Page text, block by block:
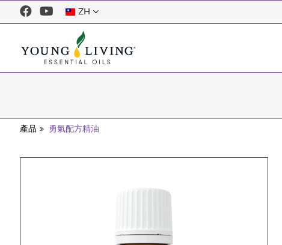
ZH
產品 勇氣配方精油